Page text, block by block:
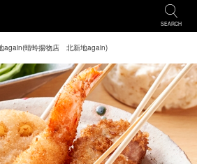
SEARCH
again(蜻蛉揚物店 北新地again)